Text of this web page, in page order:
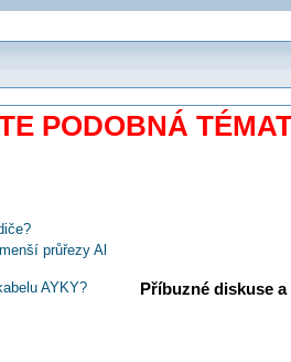
PODOBNÁ
průřezy Al
AYKY?
Příbuzné diskuse